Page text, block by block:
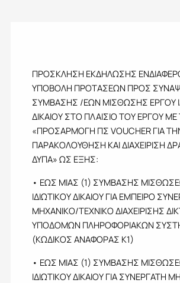
ΠΡΟΣΚΛΗΣΗ ΕΚΔΗΛΩΣΗΣ
ΥΠΟΒΟΛΗ ΠΡΟΤΑΣΕΩΝ ΠΡΟΣ
ΣΥΜΒΑΣΗΣ /ΕΩΝ ΜΙΣΘΩΣΗΣ ΕΡΓΟΥ
ΔΙΚΑΙΟΥ ΣΤΟ ΠΛΑΙΣΙΟ ΤΟΥ ΕΡΓΟΥ ΜΕ
«ΠΡΟΣΑΡΜΟΓΗ ΠΣ VOUCHER ΓΙΑ
ΠΑΡΑΚΟΛΟΥΘΗΣΗ ΚΑΙ ΔΙΑΧΕΙΡΙΣΗ
ΔΥΠΑ» ΩΣ ΕΞΗΣ:
• ΕΩΣ ΜΙΑΣ (1) ΣΥΜΒΑΣΗΣ
ΙΔΙΩΤΙΚΟΥ ΔΙΚΑΙΟΥ ΓΙΑ ΕΜΠΕΙΡΟ
ΜΗΧΑΝΙΚΟ/ΤΕΧΝΙΚΟ ΔΙΑΧΕΙΡΙΣΗΣ
ΥΠΟΔΟΜΩΝ ΠΛΗΡΟΦΟΡΙΑΚΩΝ
(ΚΩΔΙΚΟΣ ΑΝΑΦΟΡΑΣ Κ1)
• ΕΩΣ ΜΙΑΣ (1) ΣΥΜΒΑΣΗΣ
ΙΔΙΩΤΙΚΟΥ ΔΙΚΑΙΟΥ ΓΙΑ ΣΥΝΕΡΓΑΤΗ